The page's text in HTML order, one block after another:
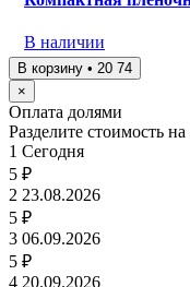
В наличии
В корзину • 20 74
×
Оплата долями
Разделите стоимость
1 Сегодня
5 ₽
2 23.08.2026
5 ₽
3 06.09.2026
5 ₽
4 20.09.2026